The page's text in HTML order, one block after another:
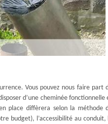
Vous pouvez nous faire part
d’une cheminée fonctionnelle
place diffèrera selon la méthode
budget), l’accessibilité au conduit,